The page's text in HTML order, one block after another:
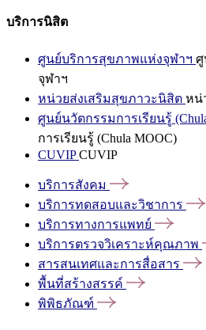
บริการนิสิต
ศูนย์บริการสุขภาพแห่งจุฬาฯ ศู
จุฬาฯ
หน่วยส่งเสริมสุขภาวะนิสิต หน่
ศูนย์นวัตกรรมการเรียนรู้
การเรียนรู้ (Chula MOOC)
CUVIPCUVIP
บริการสังคม
บริการทดสอบและวิชาการ
บริการทางการแพทย์
บริการตรวจวิเคราะห์คุณภาพ
สารสนเทศและการสื่อสาร
พื้นที่สร้างสรรค์
พิพิธภัณฑ์